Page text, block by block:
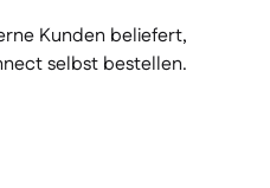
Kunden beliefert,
selbst bestellen.